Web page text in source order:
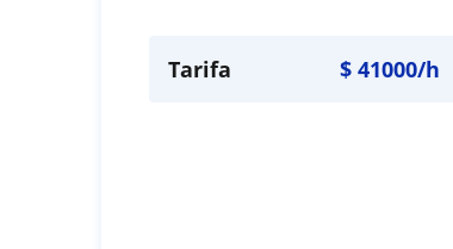
Tarifa $41000/h